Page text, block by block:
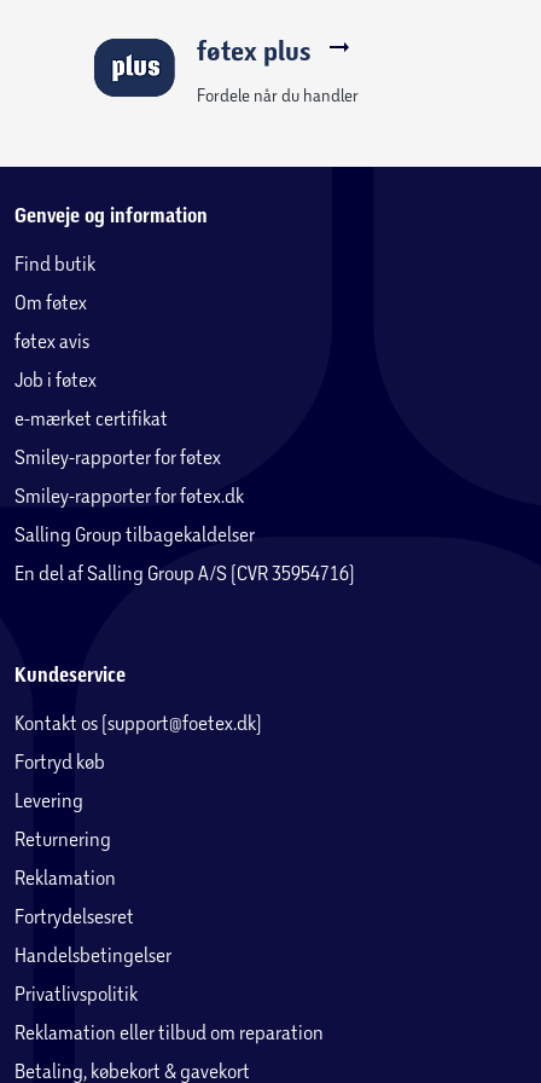
• Global spænding
• 1,8m drejbar ledning
føtex plus
Fordele når du handler
Genveje og information
Find butik
Om føtex
føtex avis
Job i føtex
e-mærket certifikat
Smiley-rapporter for føtex
Smiley-rapporter for føtex.dk
Salling Group tilbagekaldelser
En del af Salling Group A/S (CVR 35954716)
Kundeservice
Kontakt os (support@foetex.dk)
Fortryd køb
Levering
Returnering
Reklamation
Fortrydelsesret
Handelsbetingelser
Privatlivspolitik
Reklamation eller tilbud om reparation
Betaling, købekort & gavekort